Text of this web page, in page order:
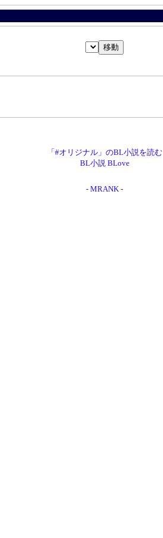
「#オリジナル」のBL小説を読む
BL小説 BLove
- MRANK -